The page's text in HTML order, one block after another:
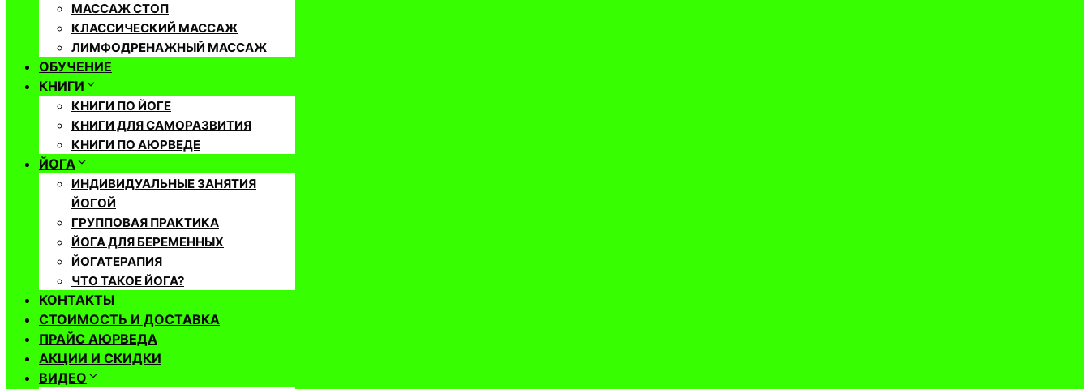
МАССАЖ СТОП
КЛАССИЧЕСКИЙ МАССАЖ
ЛИМФОДРЕНАЖНЫЙ МАССАЖ
ОБУЧЕНИЕ
КНИГИ
КНИГИ ПО ЙОГЕ
КНИГИ ДЛЯ САМОРАЗВИТИЯ
КНИГИ ПО АЮРВЕДЕ
ЙОГА
ИНДИВИДУАЛЬНЫЕ ЗАНЯТИЯ
ЙОГОЙ
ГРУППОВАЯ ПРАКТИКА
ЙОГА ДЛЯ БЕРЕМЕННЫХ
ЙОГАТЕРАПИЯ
ЧТО ТАКОЕ ЙОГА?
КОНТАКТЫ
СТОИМОСТЬ И ДОСТАВКА
ПРАЙС АЮРВЕДА
АКЦИИ И СКИДКИ
ВИДЕО